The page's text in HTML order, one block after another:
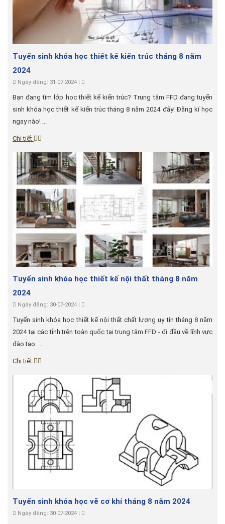
Tuyển sinh khóa học thiết kế kiến trúc tháng 8 năm
2024
Ngày đăng: 31-07-2024 |
Bạn đang tìm lớp học thiết kế kiến trúc? Trung tâm FFD đang tuyển
sinh khóa học thiết kế kiến trúc tháng 8 năm 2024 đấy! Đăng kí học
ngay nào! ...
Chi tiết
Tuyển sinh khóa học thiết kế nội thất tháng 8 năm
2024
Ngày đăng: 30-07-2024 |
Tuyển sinh khóa học thiết kế nội thất chất lượng uy tín tháng 8 năm
2024 tại các tỉnh trên toàn quốc tại trung tâm FFD - đi đầu về lĩnh vực
đào tạo. ...
Chi tiết
Tuyển sinh khóa học vẽ cơ khí tháng 8 năm 2024
Ngày đăng: 30-07-2024 |